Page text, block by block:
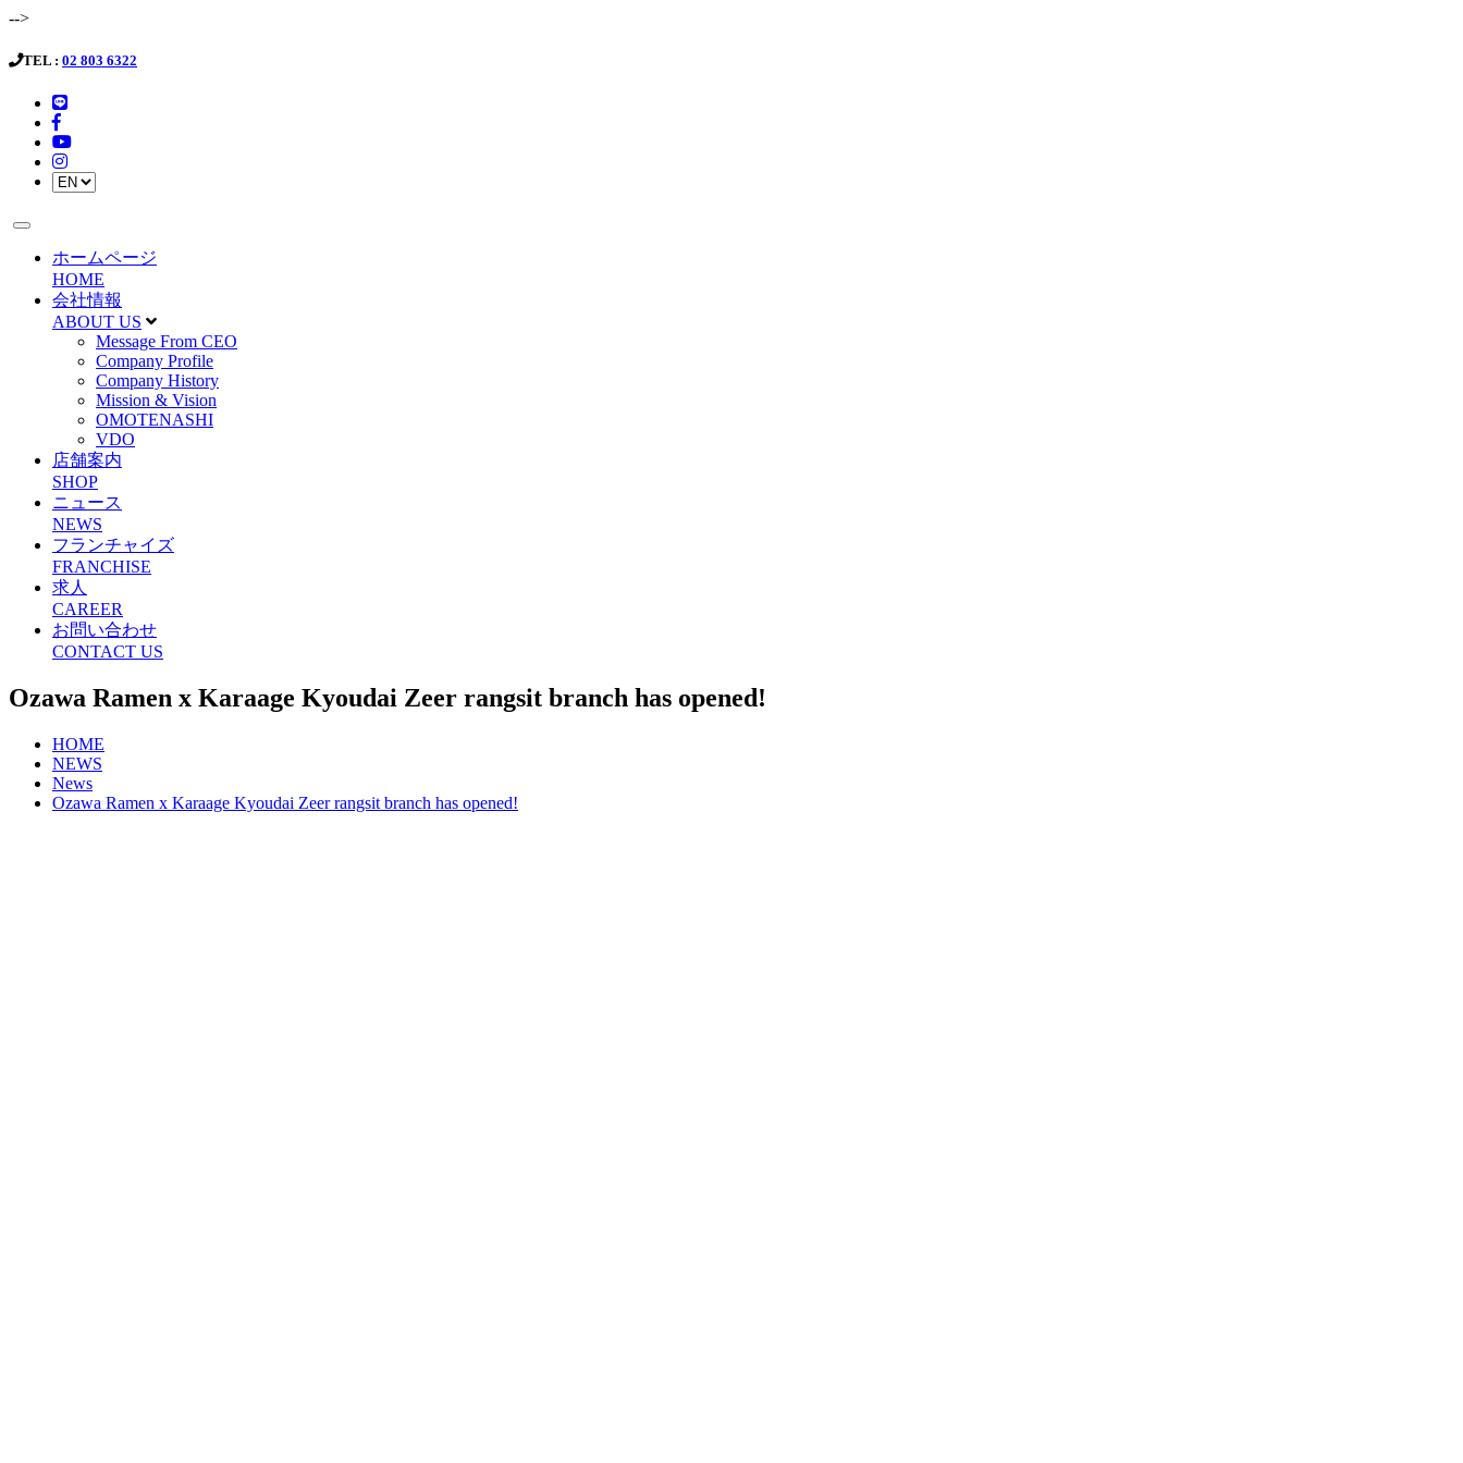
-->
TEL : 02 803 6322
ホームページ
HOME
会社情報
ABOUT US
Message From CEO
Company Profile
Company History
Mission & Vision
OMOTENASHI
VDO
店舗案内
SHOP
ニュース
NEWS
フランチャイズ
FRANCHISE
求人
CAREER
お問い合わせ
CONTACT US
Ozawa Ramen x Karaage Kyoudai Zeer rangsit branch has opened!
HOME
NEWS
News
Ozawa Ramen x Karaage Kyoudai Zeer rangsit branch has opened!